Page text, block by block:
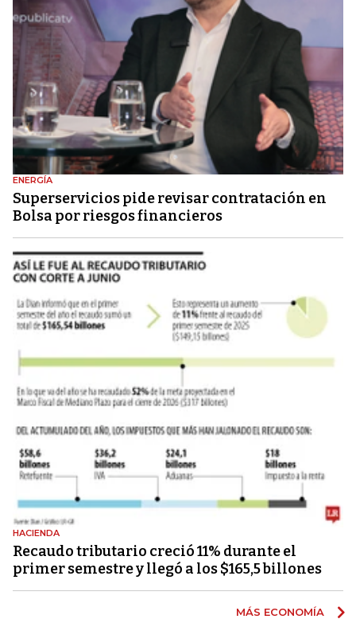
ENERGÍA
Superservicios pide revisar contratación en
Bolsa por riesgos financieros
HACIENDA
Recaudo tributario creció 11% durante el
primer semestre y llegó a los $165,5 billones
MÁS ECONOMÍA